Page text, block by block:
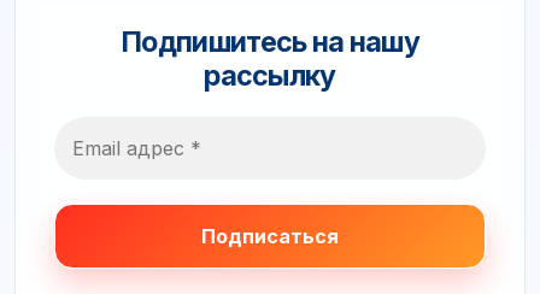
Подпишитесь на нашу
рассылку